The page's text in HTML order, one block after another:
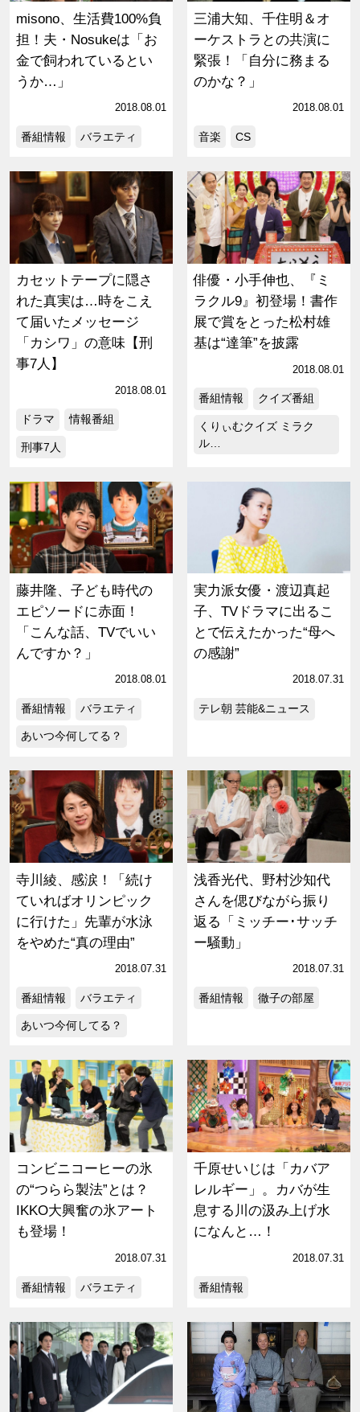
misono、生活費100%負
担！夫・Nosukeは「お
金で飼われているとい
うか…」
2018.08.01
番組情報 バラエティ
三浦大知、千住明＆オ
ーケストラとの共演に
緊張！「自分に務まる
のかな？」
2018.08.01
音楽 CS
カセットテープに隠さ
れた真実は…時をこえ
て届いたメッセージ
「カシワ」の意味【刑
事7人】
2018.08.01
ドラマ 情報番組
刑事7人
俳優・小手伸也、『ミ
ラクル9』初登場！書作
展で賞をとった松村雄
基は“達筆”を披露
2018.08.01
番組情報 クイズ番組
くりぃむクイズ ミラク
ル…
藤井隆、子ども時代の
エピソードに赤面！
「こんな話、TVでいい
んですか？」
2018.08.01
番組情報 バラエティ
あいつ今何してる？
実力派女優・渡辺真起
子、TVドラマに出るこ
とで伝えたかった“母へ
の感謝”
2018.07.31
テレ朝 芸能&ニュース
寺川綾、感涙！「続け
ていればオリンピック
に行けた」先輩が水泳
をやめた“真の理由”
2018.07.31
番組情報 バラエティ
あいつ今何してる？
浅香光代、野村沙知代
さんを偲びながら振り
返る「ミッチー･サッチ
ー騒動」
2018.07.31
番組情報 徹子の部屋
コンビニコーヒーの氷
の“つらら製法”とは？
IKKO大興奮の氷アート
も登場！
2018.07.31
番組情報 バラエティ
千原せいじは「カバア
レルギー」。カバが生
息する川の汲み上げ水
になんと…！
2018.07.31
番組情報